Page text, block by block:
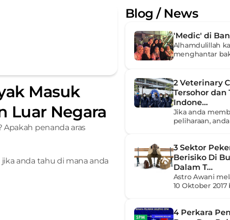
Masuk
Luar Negara
penanda aras
anda tahu di mana anda
Blog / News
'Medic' di
Alhamdulillah
menghantar
2 Veterinary
Tersohor dan
Indone...
Jika anda
peliharaan,
3 Sektor
Berisiko Di
Dalam T...
Astro Awani
10 Oktober 2017
4 Perkara